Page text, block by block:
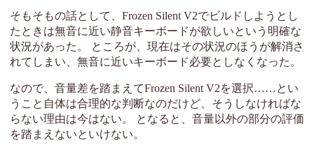
そもそもの話として、Frozen Silent V2でビルドしようとし
たときは無音に近い静音キーボードが欲しいという明確な
状況があった。 ところが、現在はその状況のほうが解消さ
れてしまい、無音に近いキーボード必要としなくなった。
なので、音量差を踏まえてFrozen Silent V2を選択……とい
うこと自体は合理的な判断なのだけど、そうしなければな
らない理由は今はない。 となると、音量以外の部分の評価
を踏まえないといけない。